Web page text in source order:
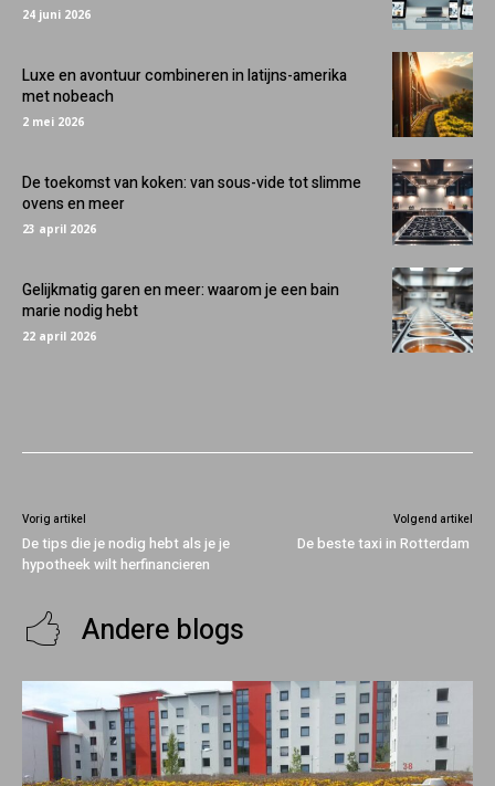
24 juni 2026
Luxe en avontuur combineren in latijns-amerika
met nobeach
2 mei 2026
De toekomst van koken: van sous-vide tot slimme
ovens en meer
23 april 2026
Gelijkmatig garen en meer: waarom je een bain
marie nodig hebt
22 april 2026
Vorig artikel
De tips die je nodig hebt als je je
hypotheek wilt herfinancieren
Volgend artikel
De beste taxi in Rotterdam
Andere blogs